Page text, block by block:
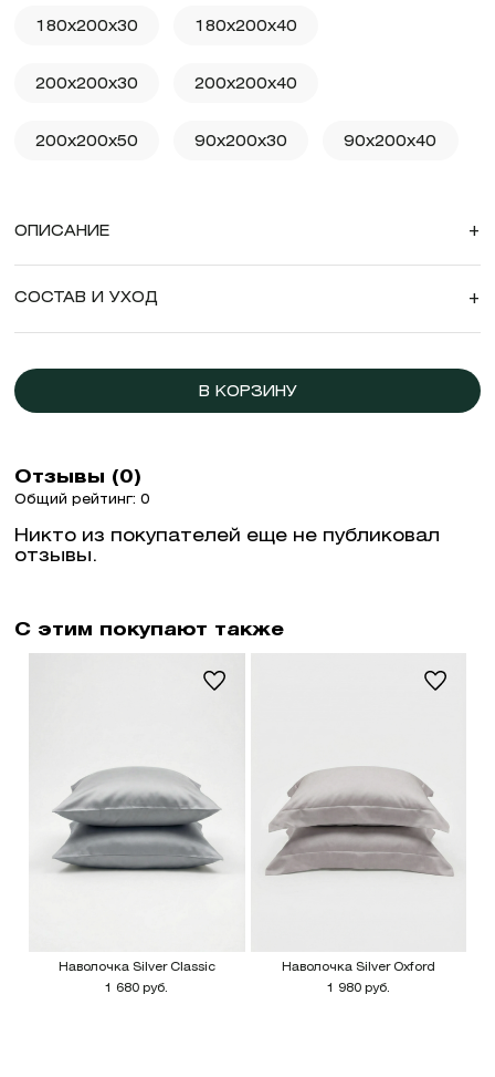
180x200x30 180x200x40
200x200x30 200x200x40
200x200x50 90x200x30 90x200x40
ОПИСАНИЕ +
СОСТАВ И УХОД +
В КОРЗИНУ
Отзывы (0)
Общий рейтинг: 0
Никто из покупателей еще не публиковал
отзывы.
С этим покупают также
Наволочка Silver Classic
1 680 руб.
Наволочка Silver Oxford
1 980 руб.